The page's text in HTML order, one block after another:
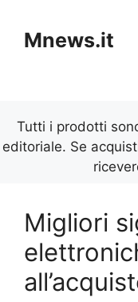
contenuto
Mnews.it
Tutti i prodotti
editoriale. Se
Migliori